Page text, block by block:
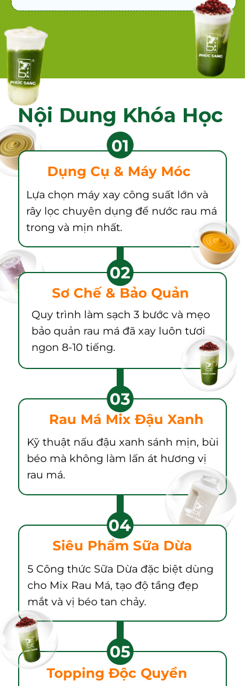
Topping Độc Quyền
05
Nội Dung Khóa Học
Dụng Cụ & Máy Móc
Lựa chọn máy xay công suất lớn và
rây lọc chuyên dụng để nước rau má
trong và mịn nhất.
01
Siêu Phẩm Sữa Dừa
5 Công thức Sữa Dừa đặc biệt dùng
cho Mix Rau Má, tạo độ tầng đẹp
mắt và vị béo tan chảy.
04
Rau Má Mix Đậu Xanh
Kỹ thuật nấu đậu xanh sánh mịn, bùi
béo mà không làm lấn át hương vị
rau má.
03
Sơ Chế & Bảo Quản
Quy trình làm sạch 3 bước và mẹo
bảo quản rau má đã xay luôn tươi
ngon 8-10 tiếng.
02